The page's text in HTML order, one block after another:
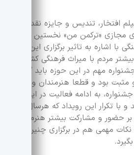
افتخار، تندیس و جایزه نقدی
مجازی «ترکمن من» نخستین
با اشاره به تاثیر برگزاری این
مردم با میراث فرهنگی کشور
مهم در این حوزه باید گفت که
بود و قطعا هنرمندان و فعالان
به ادامه فعالیت در این
تکرار این رویداد که هرسال اتفاق
حضور و مشارکت بیشتر هنرمندان
مهمی هم در برگزاری چنین